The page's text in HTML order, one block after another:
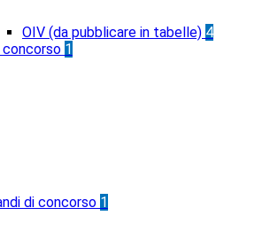
OIV (da pubblicare in tabelle) 4
concorso 1
di concorso 1